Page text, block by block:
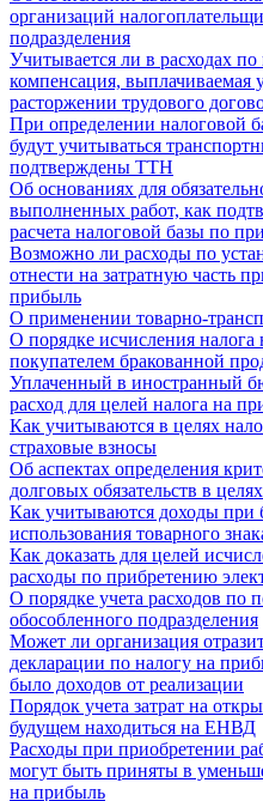
организаций
подразделения
Учитывается ли в расходах
компенсация, выплачиваемая
расторжении трудового
При определении налоговой
будут учитываться
подтверждены ТТН
Об основаниях для
выполненных работ, как
расчета налоговой базы по
Возможно ли расходы по
отнести на затратную часть
прибыль
О применении товарно-
О порядке исчисления налога
покупателем бракованной
Уплаченный в иностранный
расход для целей налога на
Как учитываются в целях
страховые взносы
Об аспектах определения
долговых обязательств в
Как учитываются доходы при
использования товарного
Как доказать для целей
расходы по прибретению
О порядке учета расходов по
обособленного подразделения
Может ли организация
декларации по налогу на
было доходов от реализации
Порядок учета затрат на
будущем находиться на ЕНВД
Расходы при приобретении
могут быть приняты в
на прибыль